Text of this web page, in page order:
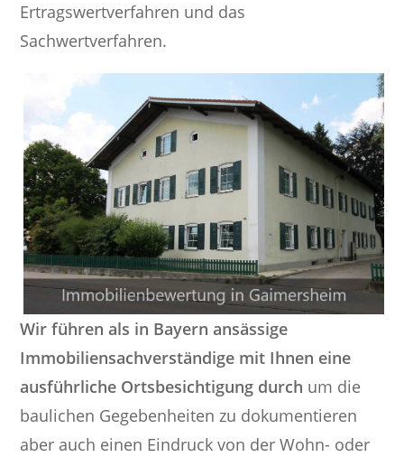
Ertragswertverfahren und das
Sachwertverfahren.
Wir führen als in Bayern ansässige
Immobiliensachverständige mit Ihnen eine
ausführliche Ortsbesichtigung durch um die
baulichen Gegebenheiten zu dokumentieren
aber auch einen Eindruck von der Wohn- oder